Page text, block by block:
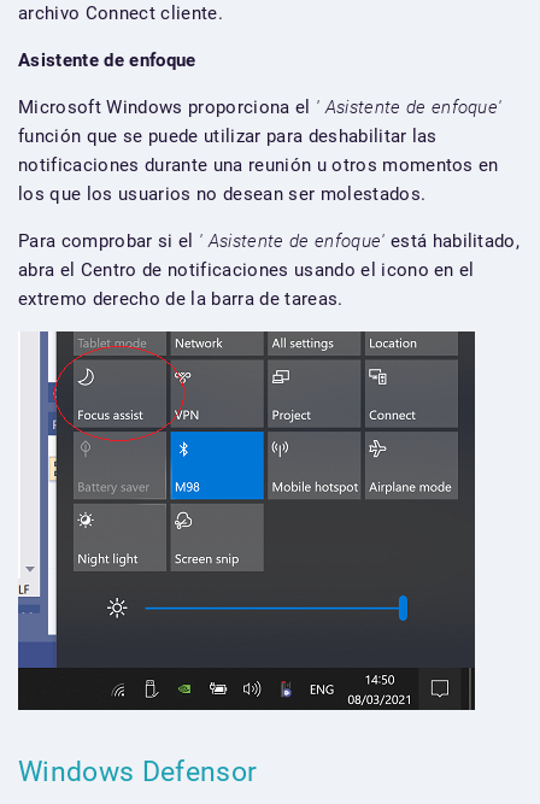
archivo Connect cliente.
Asistente de enfoque
Microsoft Windows proporciona el ' Asistente de enfoque'
función que se puede utilizar para deshabilitar las
notificaciones durante una reunión u otros momentos en
los que los usuarios no desean ser molestados.
Para comprobar si el ' Asistente de enfoque' está habilitado,
abra el Centro de notificaciones usando el icono en el
extremo derecho de la barra de tareas.
Windows Defensor